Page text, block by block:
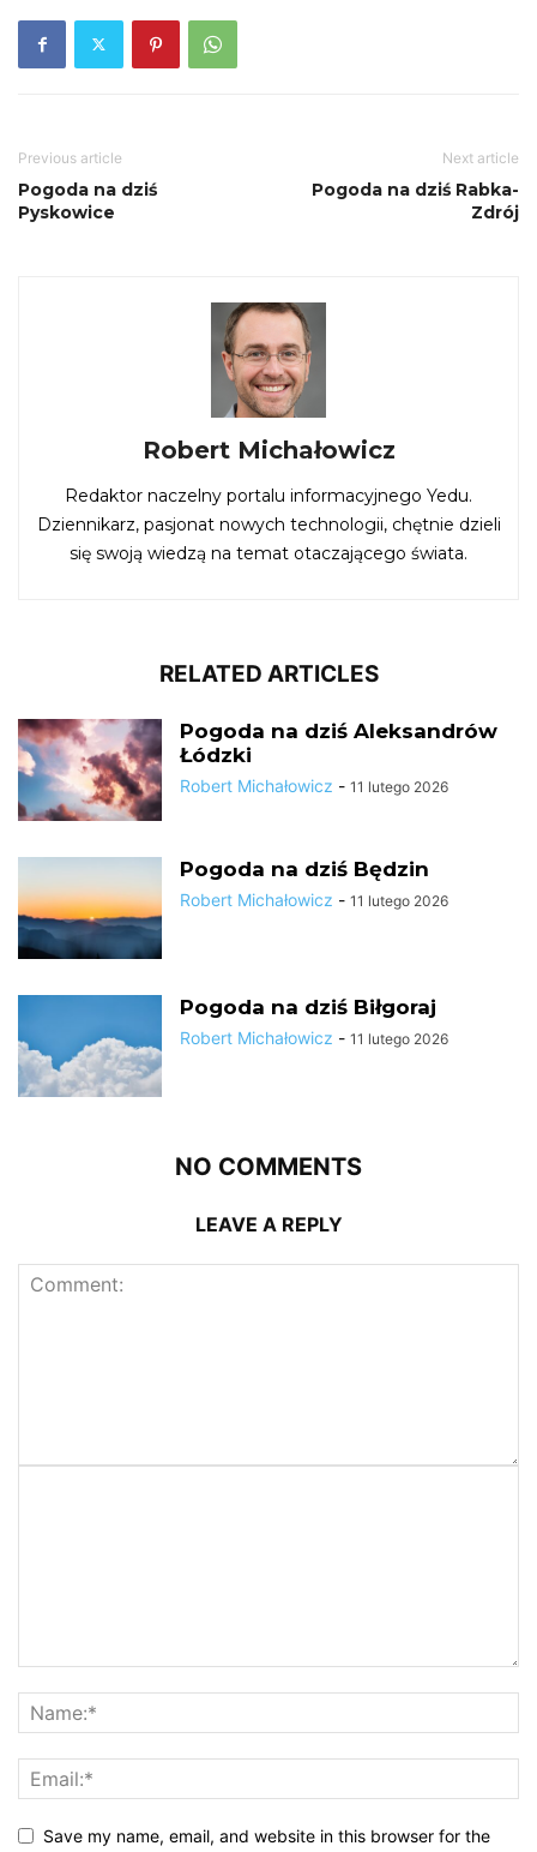
Previous article
Pogoda na dziś
Pyskowice
Next article
Pogoda na dziś Rabka-
Zdrój
Robert Michałowicz
Redaktor naczelny portalu informacyjnego Yedu.
Dziennikarz, pasjonat nowych technologii, chętnie dzieli
się swoją wiedzą na temat otaczającego świata.
RELATED ARTICLES
Pogoda na dziś Aleksandrów
Łódzki
Robert Michałowicz - 11 lutego 2026
Pogoda na dziś Będzin
Robert Michałowicz - 11 lutego 2026
Pogoda na dziś Biłgoraj
Robert Michałowicz - 11 lutego 2026
NO COMMENTS
LEAVE A REPLY
Save my name, email, and website in this browser for the